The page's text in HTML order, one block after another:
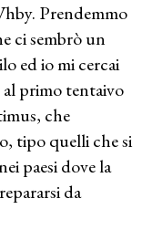
Prendemmo
ci sembrò un
ed io mi cercai
primo tentaivo
che
tipo quelli che si
paesi dove la
da